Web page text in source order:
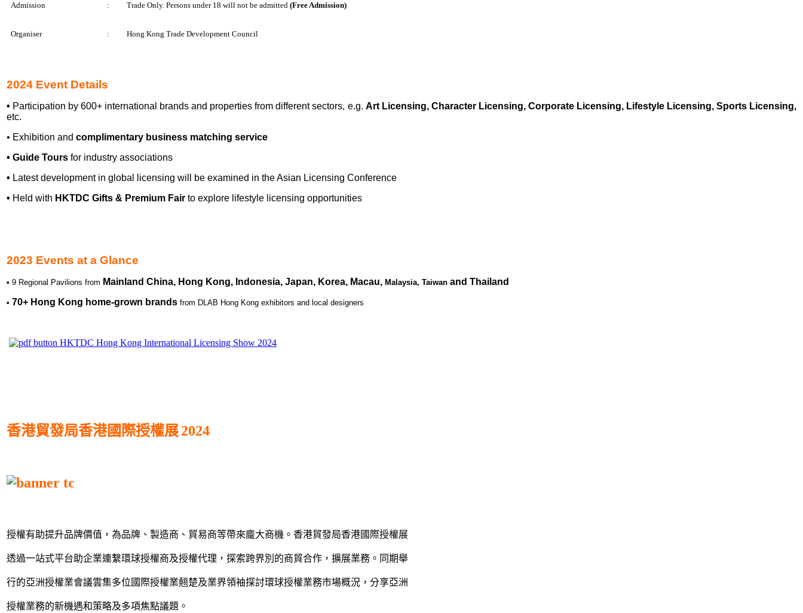
Admission : Trade Only. Persons under 18 will not be admitted(Free Admission)
Organiser : Hong Kong Trade Development Council
2024 Event Details
• Participation by 600+ international brands and properties from different sectors, e.g. Art Licensing, Character Licensing, Corporate Licensing, Lifestyle Licensing, Sports Licensing,
etc.
• Exhibition and complimentary business matching service
• Guide Tours for industry associations
• Latest development in global licensing will be examined in the Asian Licensing Conference
• Held with HKTDC Gifts & Premium Fair to explore lifestyle licensing opportunities
2023 Events at a Glance
• 9 Regional Pavilions from Mainland China, Hong Kong, Indonesia, Japan, Korea, Macau, Malaysia, Taiwan and Thailand
• 70+ Hong Kong home-grown brands from DLAB Hong Kong exhibitors and local designers
HKTDC Hong Kong International Licensing Show 2024
香港貿發局香港國際授權展2024
授權有助提升品牌價值，為品牌、製造商、貿易商等帶來龐大商機。香港貿發局香港國際授權展
透過一站式平台助企業連繫環球授權商及授權代理，探索跨界別的商貿合作，擴展業務。 同期舉
行的亞洲授權業會議雲集多位國際授權業翹楚及業界領袖探討環球授權業務市場概況，分享亞洲
授權業務的新機遇和策略及多項焦點議題。